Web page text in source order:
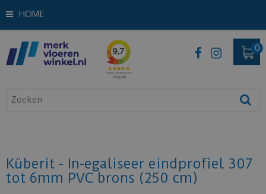
HOME
Küberit - In-egaliseer eindprofiel 307
tot 6mm PVC brons (250 cm)